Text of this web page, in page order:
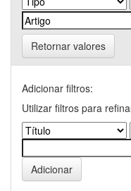
Retornar valores
Adicionar filtros:
Utilizar filtros para